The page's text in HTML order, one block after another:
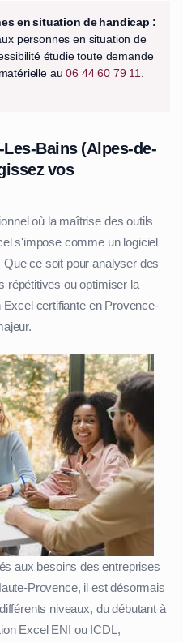
en situation de handicap :
personnes en situation de
étudie toute demande
au06 44 60 79 11.
Bains (Alpes-de-
vos
où la maîtrise des outils
s'impose comme un logiciel
ce soit pour analyser des
répétitives ou optimiser la
certifiante en Provence-
aux besoins des entreprises
Provence, il est désormais
niveaux, du débutant à
Excel ENI ou ICDL,